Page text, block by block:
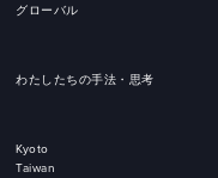
グローバル
わたしたちの手法・思考
Kyoto
Taiwan